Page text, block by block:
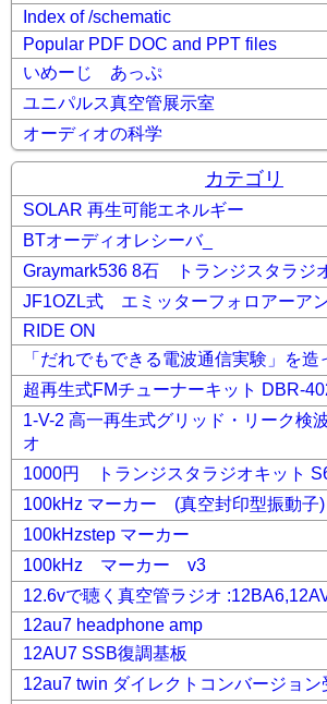
Index of /schematic
Popular PDF DOC and PPT files
いめーじ あっぷ
ユニパルス真空管展示室
オーディオの科学
カテゴリ
SOLAR 再生可能エネルギー
BTオーディオレシーバ_
Graymark536 8石 トランジスタラジ
JF1OZL式 エミッターフォロアーア
RIDE ON
「だれでもできる電波通信実験」を造
超再生式FMチューナーキット DBR-
1-V-2 高一再生式グリッド・リーク
オ
1000円 トランジスタラジオキット
100kHz マーカー (真空封印型振動子)
100kHzstep マーカー
100kHz マーカー v3
12.6vで聴く真空管ラジオ
12au7 headphone amp
12AU7 SSB復調基板
12au7 twin ダイレクトコンバージョン